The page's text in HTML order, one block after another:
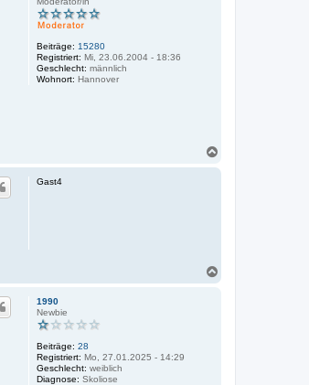
Beiträge: 15280
Registriert: Mi, 23.06.2004 - 18:36
Geschlecht: männlich
Wohnort: Hannover
Gast4
1990
Newbie
Beiträge: 28
Registriert: Mo, 27.01.2025 - 14:29
Geschlecht: weiblich
Diagnose: Skoliose